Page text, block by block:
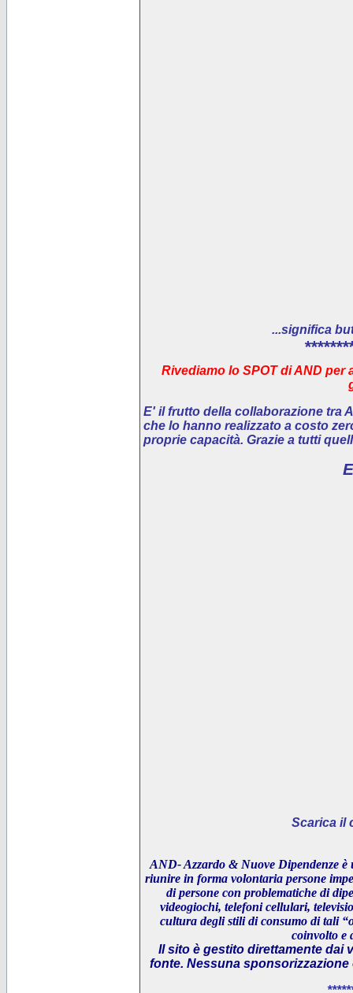
...significa
Rivediamo lo SPOT di AND
E' ilfrutto della collaborazione tra
che lo hanno realizzato a costo
proprie capacità. Grazie a tutti
Scarica il
AND- Azzardo & Nuove Dipendenze è
riunire in forma volontaria persone
di persone con problematiche di
videogiochi, telefoni cellulari,
cultura degli stili di consumo di tali
coinvolto e
Il sito è gestito direttamente dai
fonte. Nessuna